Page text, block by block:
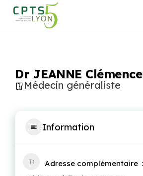
Dr JEANNE Clémence
Médecin généraliste
Information
Adresse complémentaire